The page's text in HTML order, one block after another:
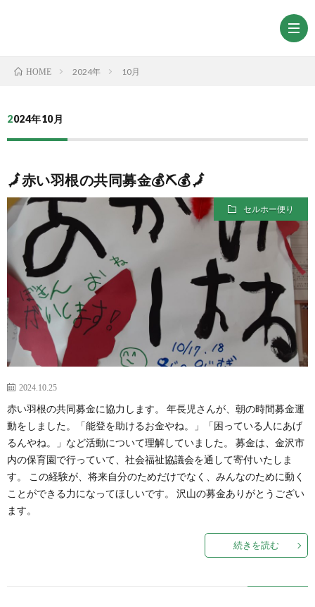
HOME 2024年 10月
2024年10月
🗾赤い羽根の共同募金💰⛏💰🗾
セルホー便り
2024.10.25
赤い羽根の共同募金に協力します。 年長児さんが、朝の時間募金運
動をしました。「能登を助けるお金やね。」「困っている人にあげ
るんやね。」など活動について理解していました。 募金は、金沢市
内の保育園で行っていて、社会福祉協議会を通して寄付いたしま
す。 この経験が、将来自分のためだけでなく、みんなのために動く
ことができる力になってほしいです。 沢山の募金ありがとうござい
ます。
続きを読む